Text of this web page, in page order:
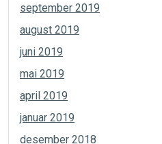
september 2019
august 2019
juni 2019
mai 2019
april 2019
januar 2019
desember 2018